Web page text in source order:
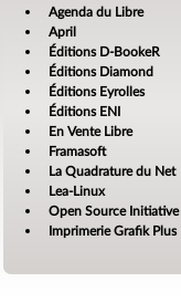
Agenda du Libre
April
Éditions D-BookeR
Éditions Diamond
Éditions Eyrolles
Éditions ENI
En Vente Libre
Framasoft
La Quadrature du Net
Lea-Linux
Open Source Initiative
Imprimerie Grafik Plus